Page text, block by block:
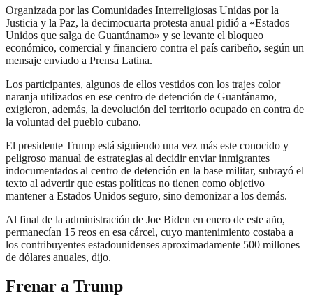
Organizada por las Comunidades Interreligiosas Unidas por la
Justicia y la Paz, la decimocuarta protesta anual pidió a «Estados
Unidos que salga de Guantánamo» y se levante el bloqueo
económico, comercial y financiero contra el país caribeño, según un
mensaje enviado a Prensa Latina.
Los participantes, algunos de ellos vestidos con los trajes color
naranja utilizados en ese centro de detención de Guantánamo,
exigieron, además, la devolución del territorio ocupado en contra de
la voluntad del pueblo cubano.
El presidente Trump está siguiendo una vez más este conocido y
peligroso manual de estrategias al decidir enviar inmigrantes
indocumentados al centro de detención en la base militar, subrayó el
texto al advertir que estas políticas no tienen como objetivo
mantener a Estados Unidos seguro, sino demonizar a los demás.
Al final de la administración de Joe Biden en enero de este año,
permanecían 15 reos en esa cárcel, cuyo mantenimiento costaba a
los contribuyentes estadounidenses aproximadamente 500 millones
de dólares anuales, dijo.
Frenar a Trump